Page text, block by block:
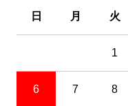
日 月 火
1
6 7 8